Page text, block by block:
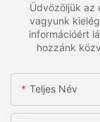
Üdvözöljük az
vagyunk
információért
hozzánk
Teljes Név